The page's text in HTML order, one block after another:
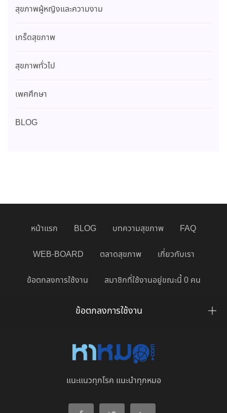
สุขภาพผู้หญิงและความงาม
เกร็ดสุขภาพ
สุขภาพทั่วไป
เพศศึกษา
BLOG
หน้าแรก BLOG บทความสุขภาพ FAQ
WEB-BOARD ตลาดสุขภาพ เกี่ยวกับเรา
ข้อตกลงการใช้งาน สมาชิกที่ใช้งานอยู่ขณะนี้ 0 คน
ข้อตกลงการใช้งาน
แนะแนวทุกโรค แนะนำทุกหมอ